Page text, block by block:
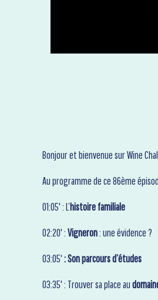
Bonjour et bienvenue sur Wine
Au programme de ce 86ème
01:05' : L’histoire familiale
02:20' :Vigneron: une évidence ?
03:05': Son parcours d’études
03:35' : Trouver sa place au